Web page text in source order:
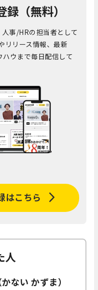
（無料）
事/HRの担当者として
リリース情報、最新
ウまで毎日配信して
はこちら
人
ない かずま）